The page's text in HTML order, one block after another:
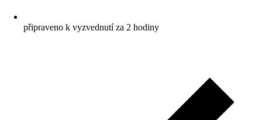
připraveno k vyzvednutí za 2 hodiny